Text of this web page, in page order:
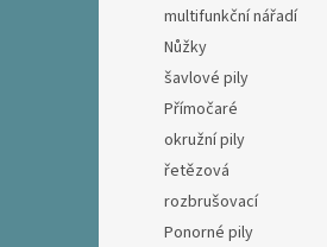
multifunkční nářadí
Nůžky
šavlové pily
Přímočaré
okružní pily
řetězová
rozbrušovací
Ponorné pily